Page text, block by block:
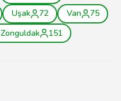
Uşak 72 Van
75
Zonguldak 151